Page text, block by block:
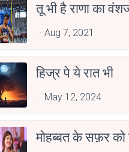
तू भी है राणा का
Aug 7, 2021
हिज्र पे ये रात भी
May 12, 2024